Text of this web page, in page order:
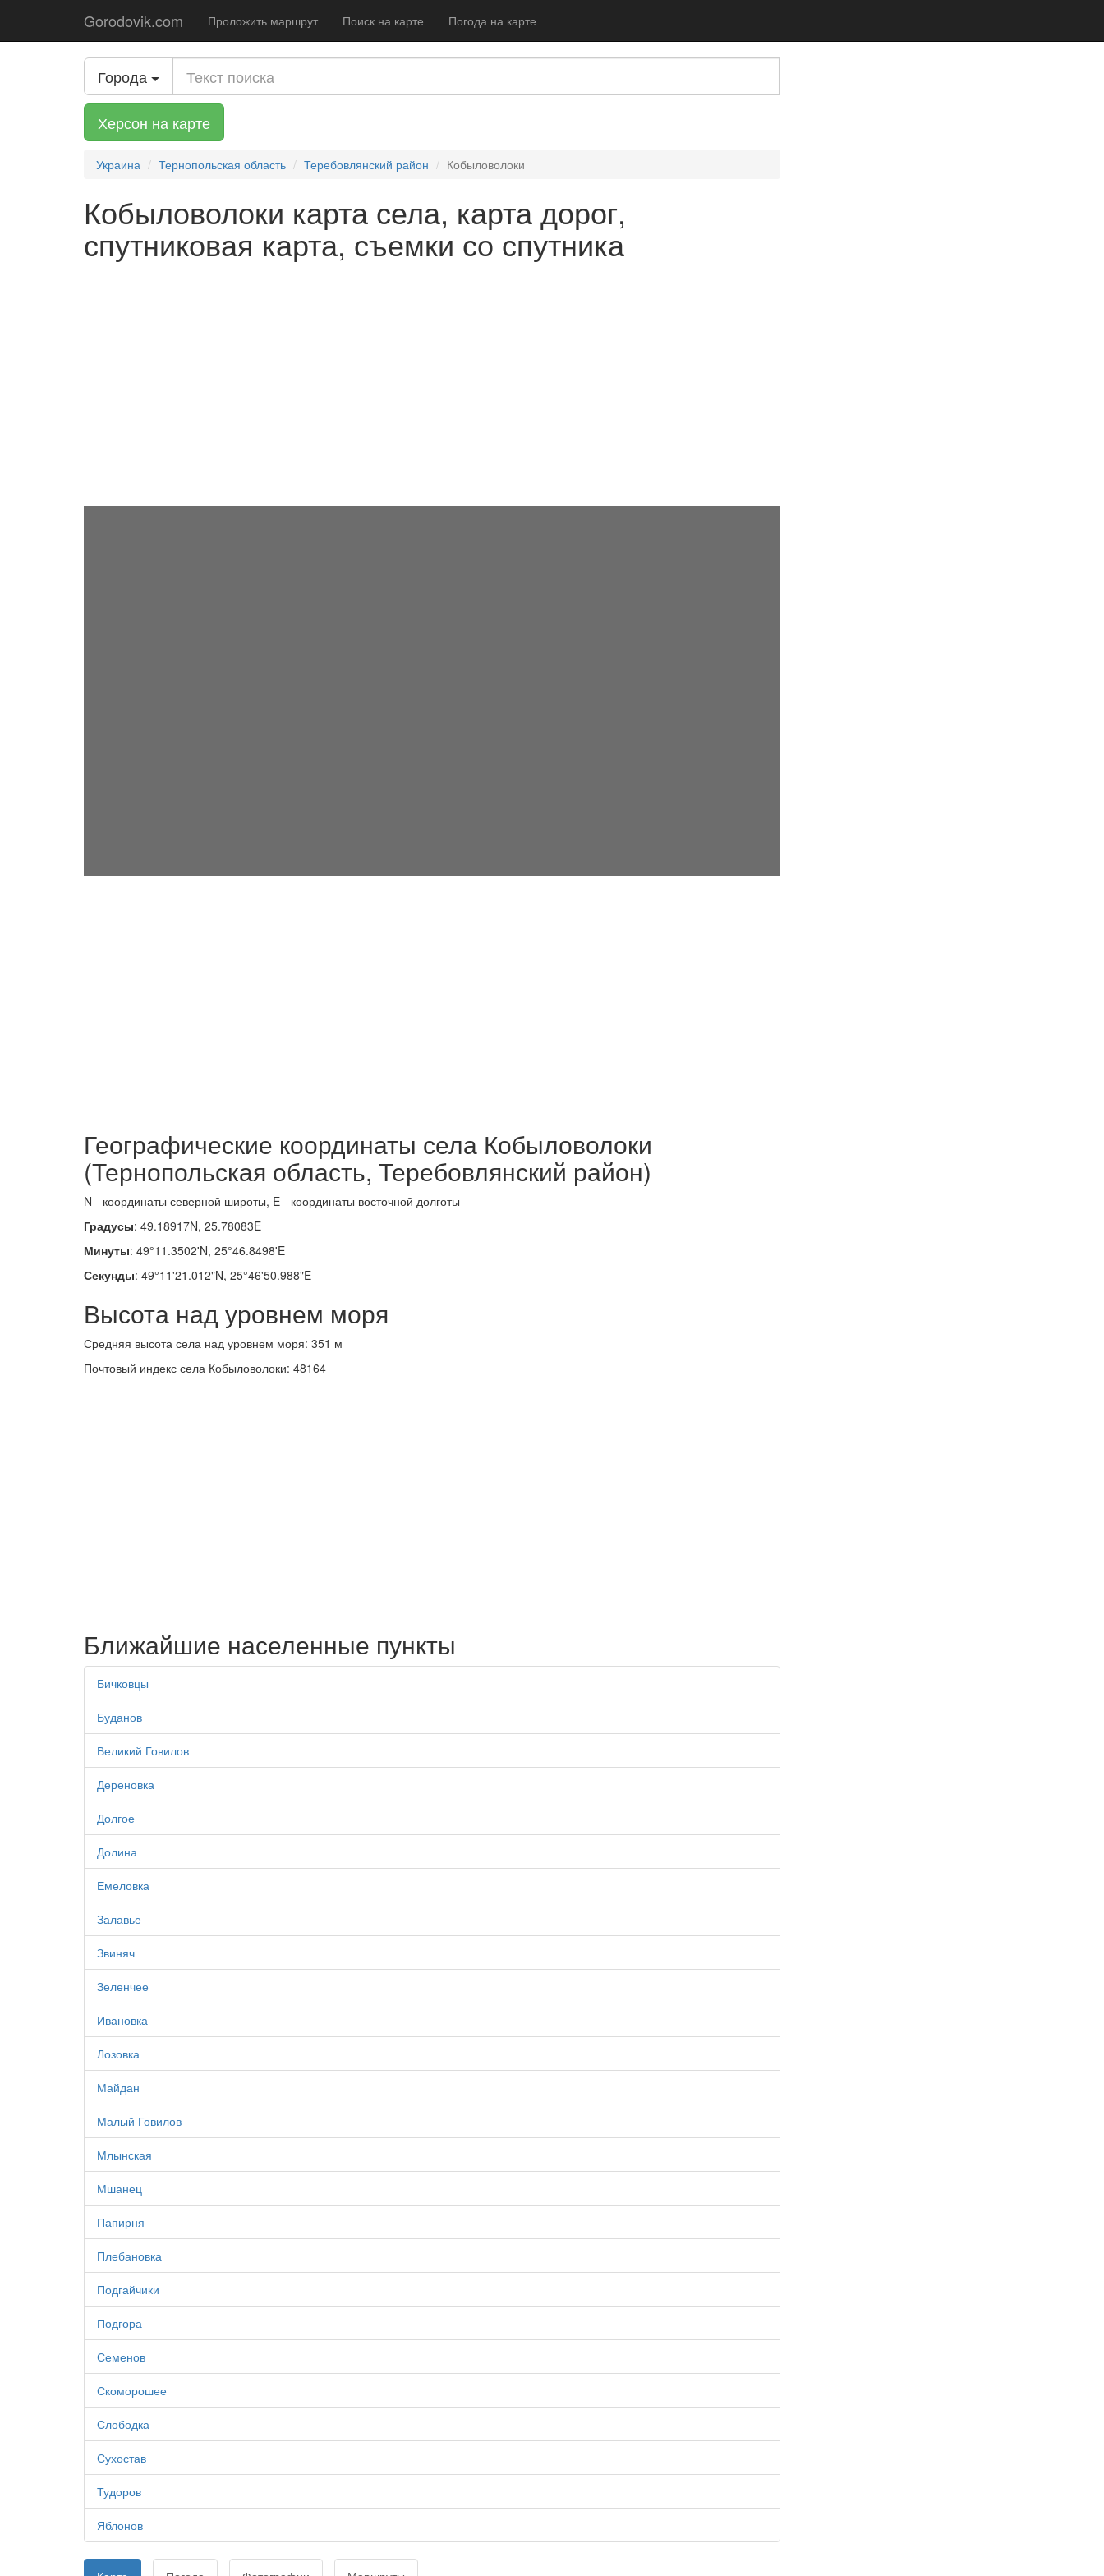
Gorodovik.com Проложить маршрут Поиск на карте Погода на карте
Города
Херсон на карте
Украина Тернопольская область Теребовлянский район Кобыловолоки
Кобыловолоки карта села, карта дорог,
спутниковая карта, съемки со спутника
Географические координаты села Кобыловолоки
(Тернопольская область, Теребовлянский район)
N - координаты северной широты, E - координаты восточной долготы
Градусы: 49.18917N, 25.78083E
Минуты: 49°11.3502'N, 25°46.8498'E
Секунды: 49°11'21.012"N, 25°46'50.988"E
Высота над уровнем моря
Средняя высота села над уровнем моря: 351 м
Почтовый индекс села Кобыловолоки: 48164
Ближайшие населенные пункты
Бичковцы
Буданов
Великий Говилов
Дереновка
Долгое
Долина
Емеловка
Залавье
Звиняч
Зеленчее
Ивановка
Лозовка
Майдан
Малый Говилов
Млынская
Мшанец
Папирня
Плебановка
Подгайчики
Подгора
Семенов
Скоморошее
Слободка
Сухостав
Тудоров
Яблонов